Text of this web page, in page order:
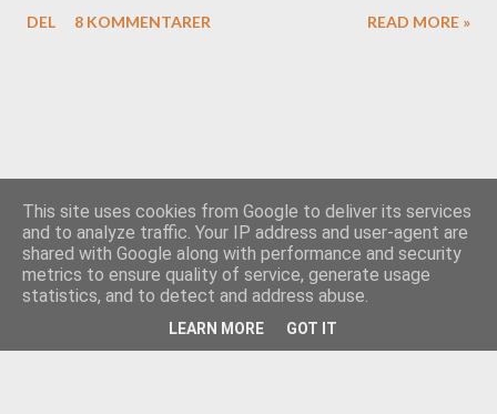
in-your-boat approach.
DEL 8 KOMMENTARER READ MORE »
Drevet av Blogger
Team Colibri
This site uses cookies from Google to deliver its services
and to analyze traffic. Your IP address and user-agent are
shared with Google along with performance and security
metrics to ensure quality of service, generate usage
statistics, and to detect and address abuse.
LEARN MORE GOT IT